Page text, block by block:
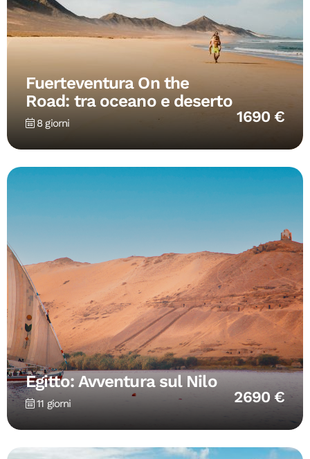
Fuerteventura On the
Road: tra oceano e deserto
8 giorni 1690 €
Egitto: Avventura sul Nilo
11 giorni 2690 €